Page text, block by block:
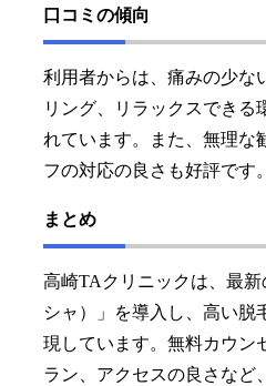
口コミの傾向
利用者からは、痛みの少な
リング、リラックスできる
れています。また、無理な
フの対応の良さも好評です。
まとめ
高崎TAクリニックは、最新
シャ）」を導入し、高い脱
現しています。無料カウン
ラン、アクセスの良さなど